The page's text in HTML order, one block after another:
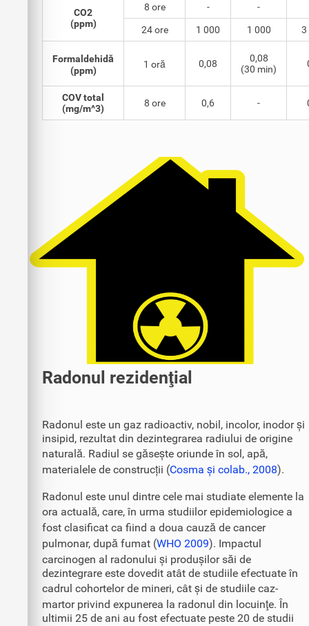
CO2
(ppm)
8 ore - -
24 ore 1 000 1 000 3
Formaldehidă
(ppm)
1 oră 0,08
0,08
(30 min)
COV total
(mg/m^3)
8 ore 0,6 -
Radonul rezidenţial
Radonul este un gaz radioactiv, nobil, incolor, inodor și
insipid, rezultat din dezintegrarea radiului de origine
naturală. Radiul se găsește oriunde în sol, apă,
materialele de construcții (Cosma și colab., 2008).
Radonul este unul dintre cele mai studiate elemente la
ora actuală, care, în urma studiilor epidemiologice a
fost clasificat ca fiind a doua cauză de cancer
pulmonar, după fumat (WHO 2009). Impactul
carcinogen al radonului și produșilor săi de
dezintegrare este dovedit atât de studiile efectuate în
cadrul cohortelor de mineri, cât și de studiile caz-
martor privind expunerea la radonul din locuinţe. În
ultimii 25 de ani au fost efectuate peste 20 de studii